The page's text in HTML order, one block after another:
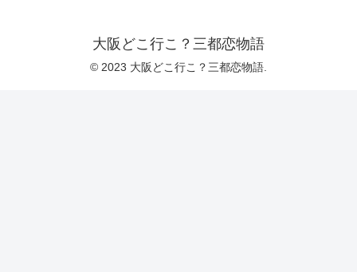
大阪どこ行こ？三都恋物語
© 2023 大阪どこ行こ？三都恋物語.